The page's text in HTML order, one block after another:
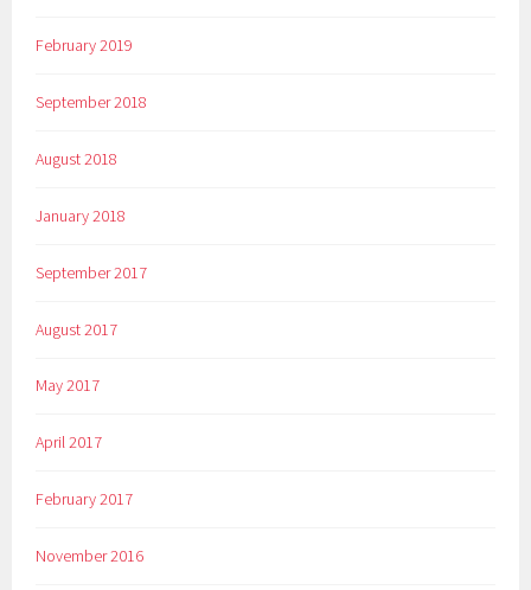
February 2019
September 2018
August 2018
January 2018
September 2017
August 2017
May 2017
April 2017
February 2017
November 2016